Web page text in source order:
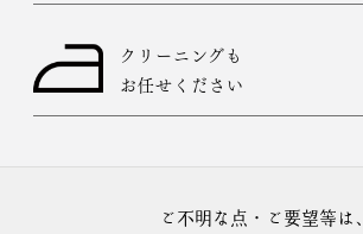
クリーニングも
お任せください
ご不明な点・ご要望等は、